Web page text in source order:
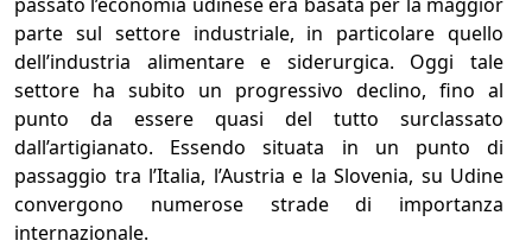
parte sul settore industriale, in particolare quello
dell’industria alimentare e siderurgica. Oggi tale
settore ha subito un progressivo declino, fino al
punto da essere quasi del tutto surclassato
dall’artigianato. Essendo situata in un punto di
passaggio tra l’Italia, l’Austria e la Slovenia, su Udine
convergono numerose strade di importanza
internazionale.